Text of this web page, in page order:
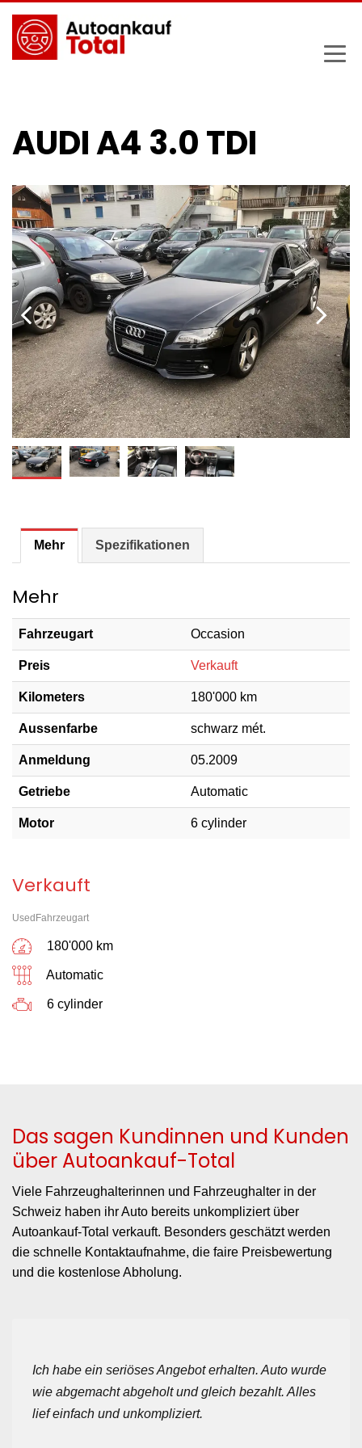
AUDI A4 3.0 TDI
Mehr Spezifikationen
Mehr
Fahrzeugart Occasion
Preis Verkauft
Kilometers 180'000 km
Aussenfarbe schwarz mét.
Anmeldung 05.2009
Getriebe Automatic
Motor 6 cylinder
Verkauft
UsedFahrzeugart
180'000 km
Automatic
6 cylinder
Das sagen Kundinnen und Kunden
über Autoankauf-Total
Viele Fahrzeughalterinnen und Fahrzeughalter in der
Schweiz haben ihr Auto bereits unkompliziert über
Autoankauf-Total verkauft. Besonders geschätzt werden
die schnelle Kontaktaufnahme, die faire Preisbewertung
und die kostenlose Abholung.
Ich habe ein seriöses Angebot erhalten. Auto wurde
wie abgemacht abgeholt und gleich bezahlt. Alles
lief einfach und unkompliziert.